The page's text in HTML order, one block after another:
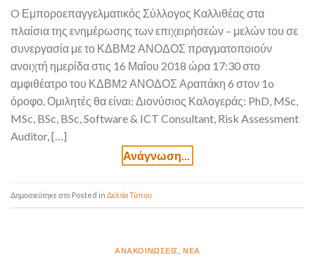
O Εμποροεπαγγελματικός Σύλλογος Καλλιθέας στα
πλαίσια της ενημέρωσης των επιχειρήσεών – μελών του σε
συνεργασία με το ΚΔΒΜ2 ΑΝΟΔΟΣ πραγματοποιούν
ανοιχτή ημερίδα στις 16 Μαΐου 2018 ώρα 17:30 στο
αμφιθέατρο του ΚΔΒΜ2 ΑΝΟΔΟΣ Αραπάκη 6 στον 1o
όροφο. Ομιλητές θα είναι: Διονύσιος Καλογεράς: PhD, MSc,
MSc, BSc, BSc, Software & ICT Consultant, Risk Assessment
Auditor, […]
Posted in Δελτία Τύπου
ΑΝΑΚΟΙΝΏΣΕΙΣ ,ΝΈΑ